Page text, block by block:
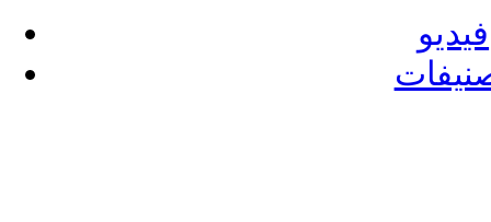
فيديو